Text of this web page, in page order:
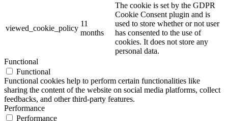
viewed_cookie_policy
11
months
The cookie is set by the GDPR
Cookie Consent plugin and is
used to store whether or not user
has consented to the use of
cookies. It does not store any
personal data.
Functional
Functional
Functional cookies help to perform certain functionalities like
sharing the content of the website on social media platforms, collect
feedbacks, and other third-party features.
Performance
Performance